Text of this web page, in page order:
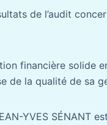
de l’audit
financière solide
de la qualité de sa
YVES SÉNANT